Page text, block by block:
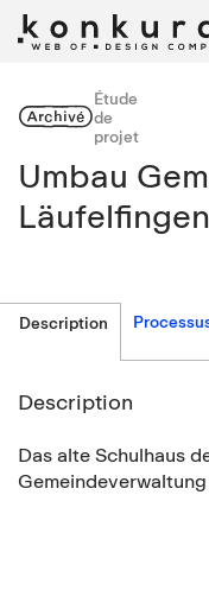
Archivé
Étude
de
projet
Umbau
Läufelfingen
Description
Description
Das alte Schulhaus